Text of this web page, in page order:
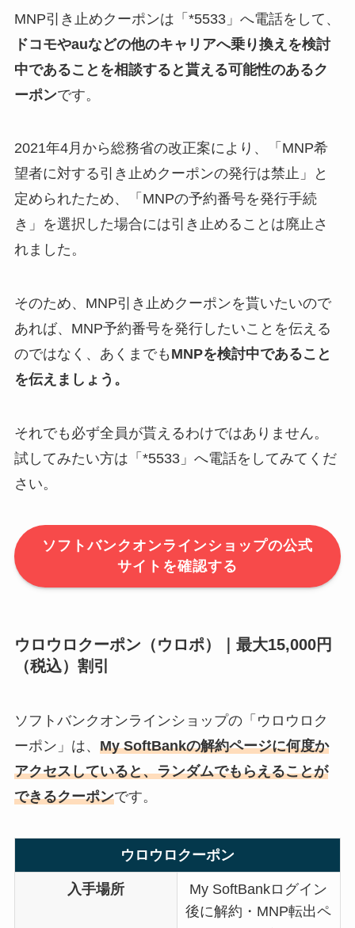
MNP引き止めクーポンは「*5533」 へ電話をして、
ドコモやauなどの他のキャリアへ乗り換えを検討
中であることを相談すると貰える可能性のあるク
ーポンです。
2021年4月から総務省の改正案により、「MNP希
望者に対する引き止めクーポンの発行は禁止」と
定められたため、「MNPの予約番号を発行手続
き」を選択した場合には引き止めることは廃止さ
れました。
そのため、MNP引き止めクーポンを貰いたいので
あれば、MNP予約番号を発行したいことを伝える
のではなく、あくまでも MNPを検討中であること
を伝えましょう。
それでも必ず全員が貰えるわけではありません。
試してみたい方は「*5533」へ電話をしてみてくだ
さい。
ソフトバンクオンラインショップの公式
サイトを確認する
ウロウロクーポン（ウロポ）｜最大15,000円
（税込）割引
ソフトバンクオンラインショップの「ウロウロク
ーポン」は、 My SoftBankの解約ページに何度か
アクセスしていると、ランダムでもらえることが
できるクーポンです。
ウロウロクーポン
入手場所
My SoftBankログイン
後に解約・MNP転出ペ